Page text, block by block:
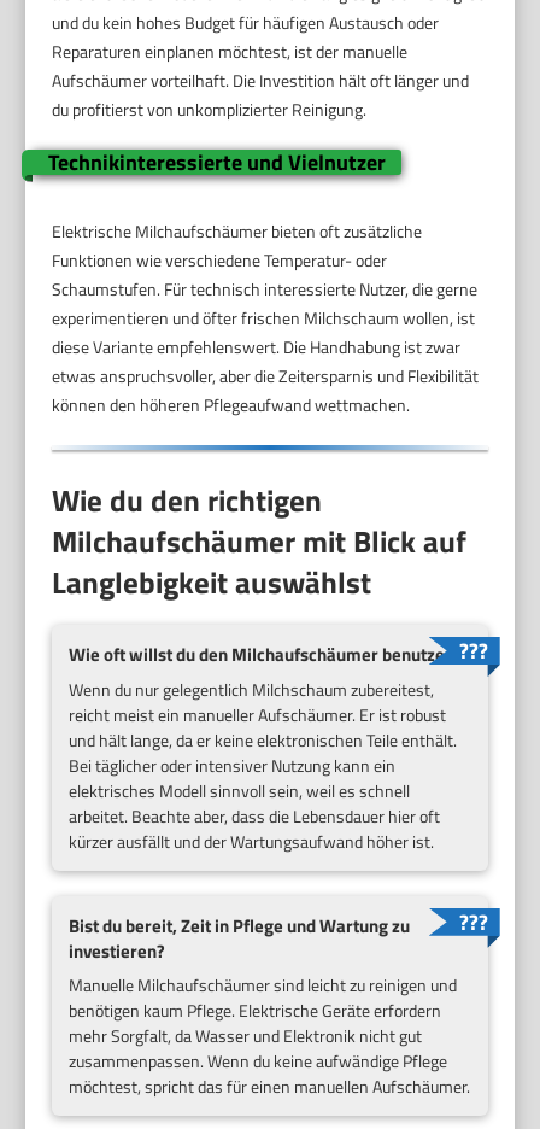
und du kein hohes Budget für häufigen Austausch oder
Reparaturen einplanen möchtest, ist der manuelle
Aufschäumer vorteilhaft. Die Investition hält oft länger und
du profitierst von unkomplizierter Reinigung.
Technikinteressierte und Vielnutzer
Elektrische Milchaufschäumer bieten oft zusätzliche
Funktionen wie verschiedene Temperatur- oder
Schaumstufen. Für technisch interessierte Nutzer, die gerne
experimentieren und öfter frischen Milchschaum wollen, ist
diese Variante empfehlenswert. Die Handhabung ist zwar
etwas anspruchsvoller, aber die Zeitersparnis und Flexibilität
können den höheren Pflegeaufwand wettmachen.
Wie du den richtigen
Milchaufschäumer mit Blick auf
Langlebigkeit auswählst
Wie oft willst du den Milchaufschäumer benutzen?
Wenn du nur gelegentlich Milchschaum zubereitest,
reicht meist ein manueller Aufschäumer. Er ist robust
und hält lange, da er keine elektronischen Teile enthält.
Bei täglicher oder intensiver Nutzung kann ein
elektrisches Modell sinnvoll sein, weil es schnell
arbeitet. Beachte aber, dass die Lebensdauer hier oft
kürzer ausfällt und der Wartungsaufwand höher ist.
Bist du bereit, Zeit in Pflege und Wartung zu
investieren?
Manuelle Milchaufschäumer sind leicht zu reinigen und
benötigen kaum Pflege. Elektrische Geräte erfordern
mehr Sorgfalt, da Wasser und Elektronik nicht gut
zusammenpassen. Wenn du keine aufwändige Pflege
möchtest, spricht das für einen manuellen Aufschäumer.